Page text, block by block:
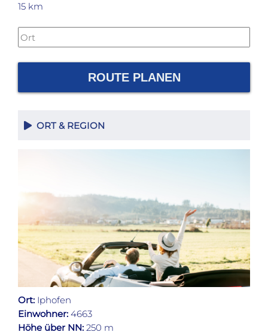
15 km
ROUTE PLANEN
ORT & REGION
Ort: Iphofen
Einwohner: 4663
Höhe über NN: 250 m